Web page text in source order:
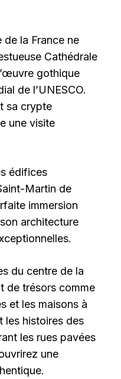
de la France ne
Cathédrale
gothique
de l’UNESCO.
sa crypte
une visite
édifices
Martin de
immersion
architecture
du centre de la
de trésors comme
et les maisons à
les histoires des
les rues pavées
une